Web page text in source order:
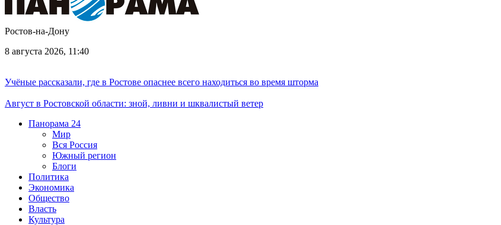
Ростов-на-Дону
8 августа 2026, 11:40
Учёные рассказали, где в Ростове опаснее всего находиться во время шторма
Август в Ростовской области: зной, ливни и шквалистый ветер
Панорама 24
Мир
Вся Россия
Южный регион
Блоги
Политика
Экономика
Общество
Власть
Культура